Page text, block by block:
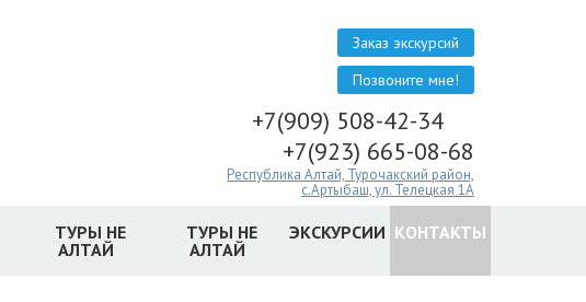
Заказ экскурсий
Позвоните мне!
+7(909) 508-42-34
+7(923) 665-08-68
Республика Алтай, Турочакский район,
с.Артыбаш, ул. Телецкая 1А
ТУРЫ НЕ
АЛТАЙ
ТУРЫ НЕ
АЛТАЙ
ЭКСКУРСИИ КОНТАКТЫ